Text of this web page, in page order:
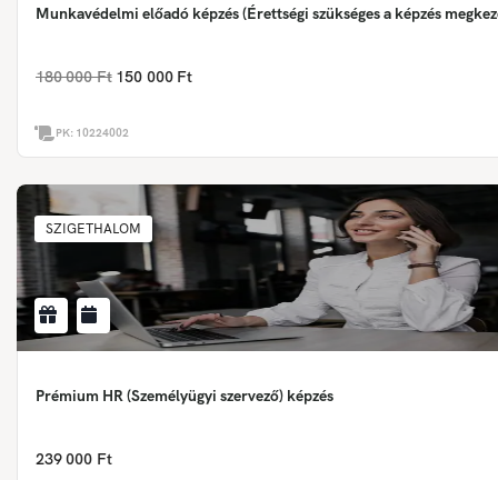
Munkavédelmi előadó képzés (Érettségi szükséges a képzés
180 000 Ft 150 000 Ft
PK: 10224002
SZIGETHALOM
Prémium HR (Személyügyi szervező) képzés
239 000 Ft